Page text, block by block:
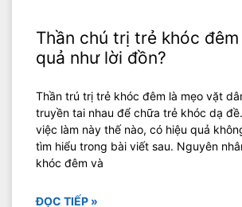
Thần chú trị trẻ khóc
quả như lời đồn?
Thần trú trị trẻ khóc đêm là mẹo vặt
truyền tai nhau để chữa trẻ khóc dạ
việc làm này thế nào, có hiệu quả
tìm hiểu trong bài viết sau. Nguyên
khóc đêm và
ĐỌC TIẾP »